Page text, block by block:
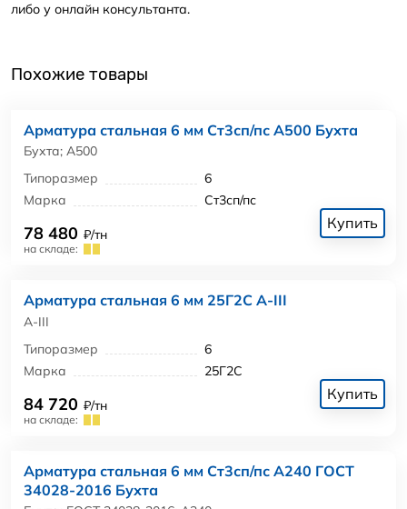
либо у онлайн консультанта.
Похожие товары
Арматура стальная 6 мм Ст3сп/пс А500 Бухта
Бухта; А500
Типоразмер
6
Марка
Ст3сп/пс
78 480 ₽/тн
на складе:
Купить
Арматура стальная 6 мм 25Г2С А-III
А-III
Типоразмер
6
Марка
25Г2С
84 720 ₽/тн
на складе:
Купить
Арматура стальная 6 мм Ст3сп/пс А240 ГОСТ
34028-2016 Бухта